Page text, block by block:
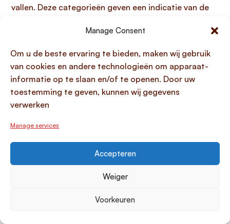
Manage Consent
Om u de beste ervaring te bieden, maken wij gebruik
van cookies en andere technologieën om apparaat-
informatie op te slaan en/of te openen. Door uw
toestemming te geven, kunnen wij gegevens
verwerken
Manage services
Accepteren
Weiger
Voorkeuren
vallen. Deze categorieën geven een indicatie van de
opstart en eerste operationele fase.
De lagere tot middelhoge investeringscategorieën
omvatten:
0 tot 10.000 euro
: Deze drempel is kenmerkend
voor franchiseconcepten met een zeer laag
mobiele units (denk aan een fietskoerier of kleine
weinig fysieke inrichting of grote voorraden
vereisen. Uw eigen middelen kunnen hier een
aanzienlijk deel van de financiering vormen.
omvatten vaak gespecialiseerde diensten,